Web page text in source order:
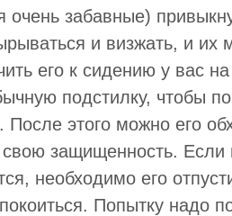
очень забавные)
и визжать, и их
его к сидению у вас
подстилку, чтобы
этого можно его
защищенность. Если
необходимо его
Попытку надо